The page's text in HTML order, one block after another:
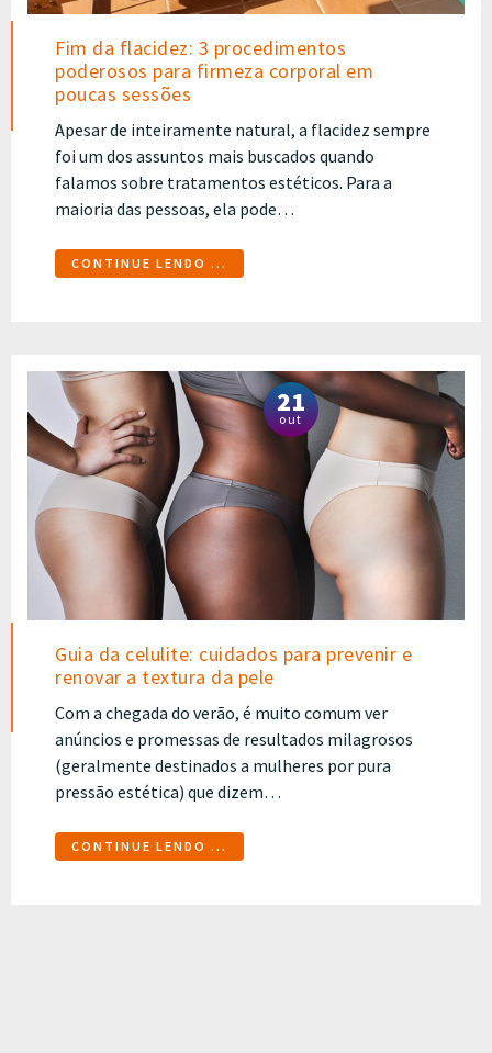
Fim da flacidez: 3 procedimentos
poderosos para firmeza corporal em
poucas sessões
Apesar de inteiramente natural, a flacidez sempre
foi um dos assuntos mais buscados quando
falamos sobre tratamentos estéticos. Para a
maioria das pessoas, ela pode…
CONTINUE LENDO ...
21
out
Guia da celulite: cuidados para prevenir e
renovar a textura da pele
Com a chegada do verão, é muito comum ver
anúncios e promessas de resultados milagrosos
(geralmente destinados a mulheres por pura
pressão estética) que dizem…
CONTINUE LENDO ...